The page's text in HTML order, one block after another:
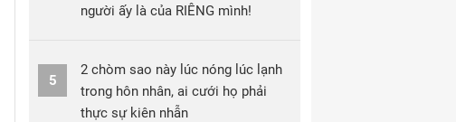
người ấy là của RIÊNG mình!
5
2 chòm sao này lúc nóng lúc lạnh
trong hôn nhân, ai cưới họ phải
thực sự kiên nhẫn